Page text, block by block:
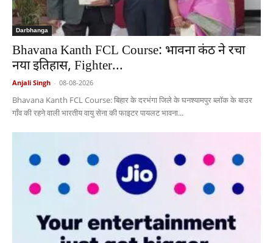
Darbhanga
Bhavana Kanth FCL Course: भावना कंठ ने रचा
नया इतिहास, Fighter...
Anjali Singh - 08-08-2026
Bhavana Kanth FCL Course: बिहार के दरभंगा जिले के घनश्यामपुर ब्लॉक के बाउर
गाँव की रहने वाली भारतीय वायु सेना की फाइटर पायलट भावना...